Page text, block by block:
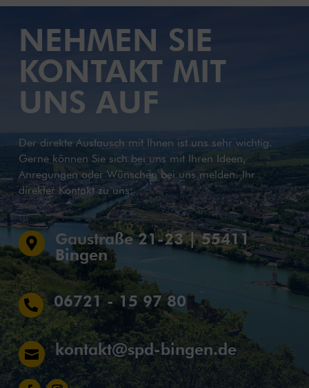
NEHMEN SIE
KONTAKT MIT
UNS AUF
Der direkte Austausch mit Ihnen ist uns sehr wichtig.
Gerne können Sie sich bei uns mit Ihren Ideen,
Anregungen oder Wünschen bei uns melden. Ihr
direkter Kontakt zu uns:

Gaustraße 21-23 | 55411
Bingen
 06721 - 15 97 80
 kontakt@spd-bingen.de